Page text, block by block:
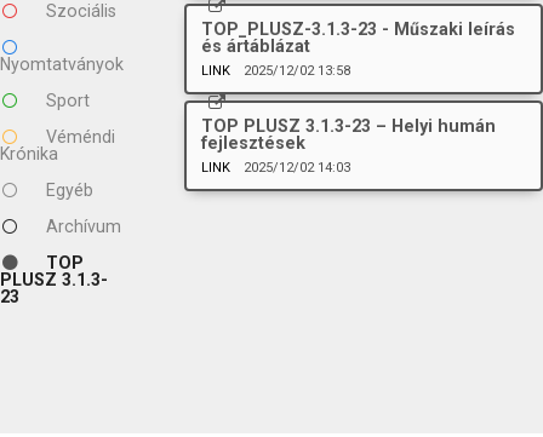
Szociális
Nyomtatványok
Sport
Véméndi
Krónika
Egyéb
Archívum
TOP
PLUSZ 3.1.3-
23
TOP_PLUSZ-3.1.3-23 - Műszaki leírás
és ártáblázat
LINK 2025/12/02 13:58
TOP PLUSZ 3.1.3-23 – Helyi humán
fejlesztések
LINK 2025/12/02 14:03